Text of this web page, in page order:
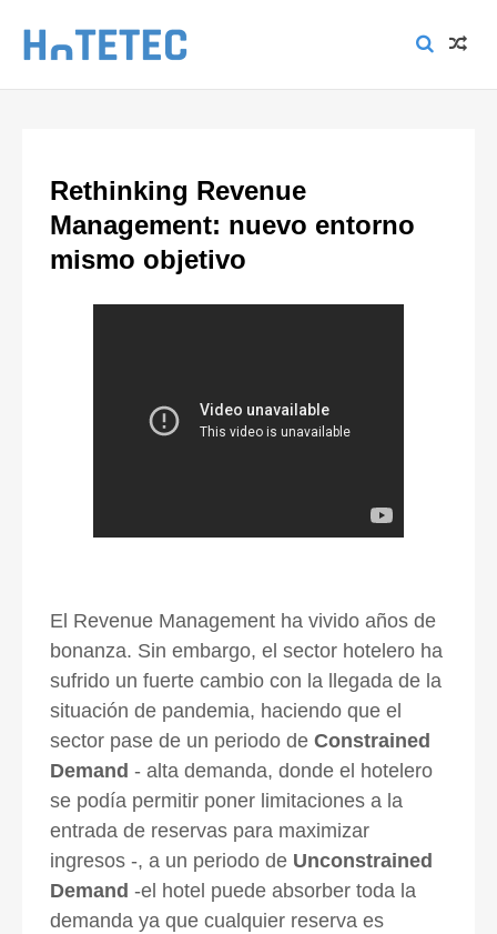
Rethinking Revenue
Management: nuevo entorno
mismo objetivo
El Revenue Management ha vivido años de
bonanza. Sin embargo, el sector hotelero ha
sufrido un fuerte cambio con la llegada de la
situación de pandemia, haciendo que el
sector pase de un periodo de Constrained
Demand - alta demanda, donde el hotelero
se podía permitir poner limitaciones a la
entrada de reservas para maximizar
ingresos -, a un periodo de Unconstrained
Demand -el hotel puede absorber toda la
demanda ya que cualquier reserva es